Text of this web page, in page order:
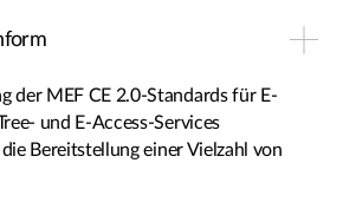
der MEF CE 2.0-Standards für E-
und E-Access-Services
Bereitstellung einer Vielzahl von